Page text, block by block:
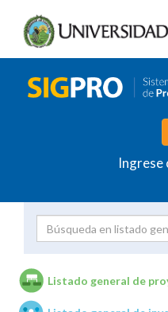
Ingrese
Listado general de